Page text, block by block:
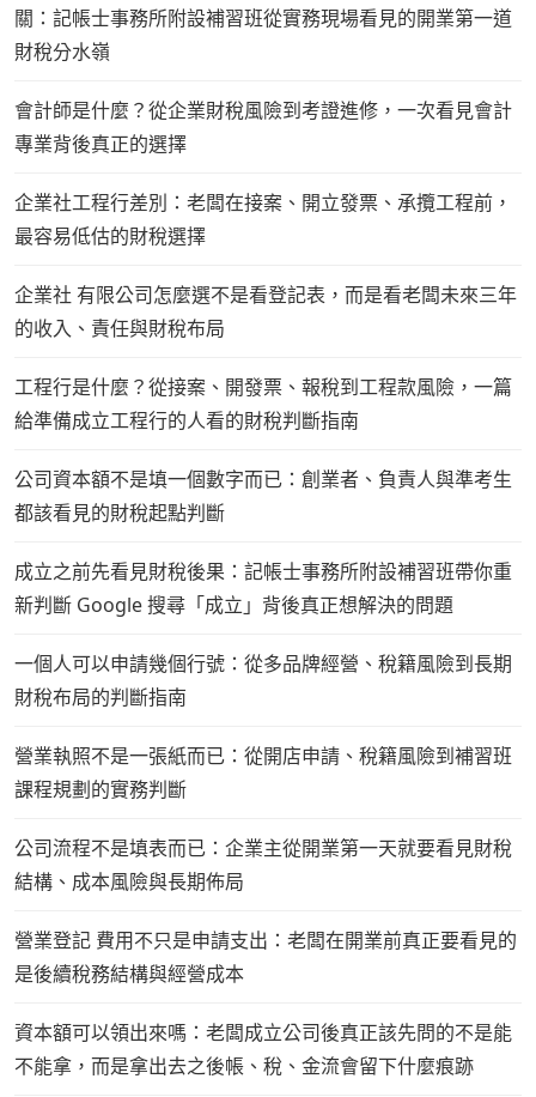
關：記帳士事務所附設補習班從實務現場看見的開業第一道
財稅分水嶺
會計師是什麼？從企業財稅風險到考證進修，一次看見會計
專業背後真正的選擇
企業社工程行差別：老闆在接案、開立發票、承攬工程前，
最容易低估的財稅選擇
企業社 有限公司怎麼選不是看登記表，而是看老闆未來三年
的收入、責任與財稅布局
工程行是什麼？從接案、開發票、報稅到工程款風險，一篇
給準備成立工程行的人看的財稅判斷指南
公司資本額不是填一個數字而已：創業者、負責人與準考生
都該看見的財稅起點判斷
成立之前先看見財稅後果：記帳士事務所附設補習班帶你重
新判斷 Google 搜尋「成立」背後真正想解決的問題
一個人可以申請幾個行號：從多品牌經營、稅籍風險到長期
財稅布局的判斷指南
營業執照不是一張紙而已：從開店申請、稅籍風險到補習班
課程規劃的實務判斷
公司流程不是填表而已：企業主從開業第一天就要看見財稅
結構、成本風險與長期佈局
營業登記 費用不只是申請支出：老闆在開業前真正要看見的
是後續稅務結構與經營成本
資本額可以領出來嗎：老闆成立公司後真正該先問的不是能
不能拿，而是拿出去之後帳、稅、金流會留下什麼痕跡